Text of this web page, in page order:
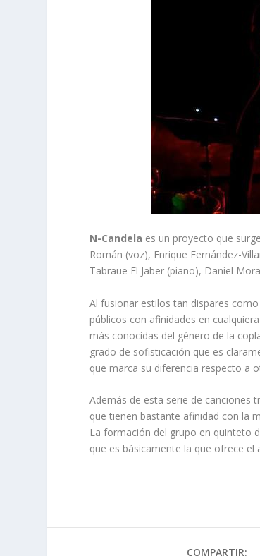
N-Candela es un proyecto que
Román (voz), Enrique Fernández-
Tabraue El Jaber (piano), Daniel
Al fusionar estilos tan dispares
públicos con afinidades en
más conocidas del género de la
grado de sofisticación que es
que marca su diferencia respecto a
Además de esta serie de canciones
que tienen bastante afinidad con la
La formación del grupo en quinteto
que es básicamente la que ofrece
COMPARTIR: